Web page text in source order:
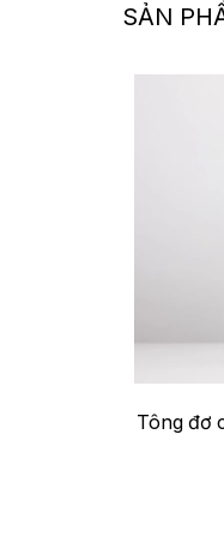
SẢN
Tông đơ